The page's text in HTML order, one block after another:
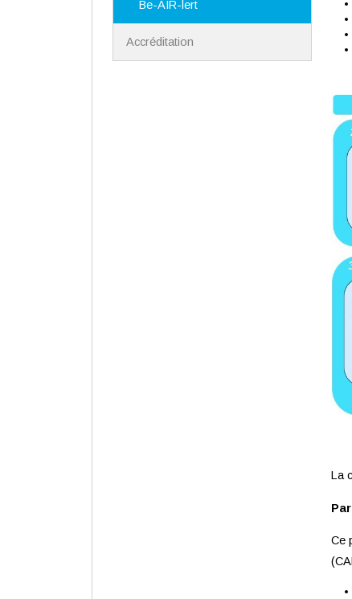
La
Ce
Be-AIR-lert
Accréditation